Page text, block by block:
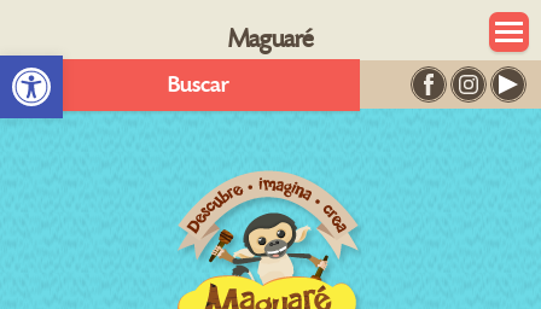
Abrir barra de herramientas
Maguaré
Buscar